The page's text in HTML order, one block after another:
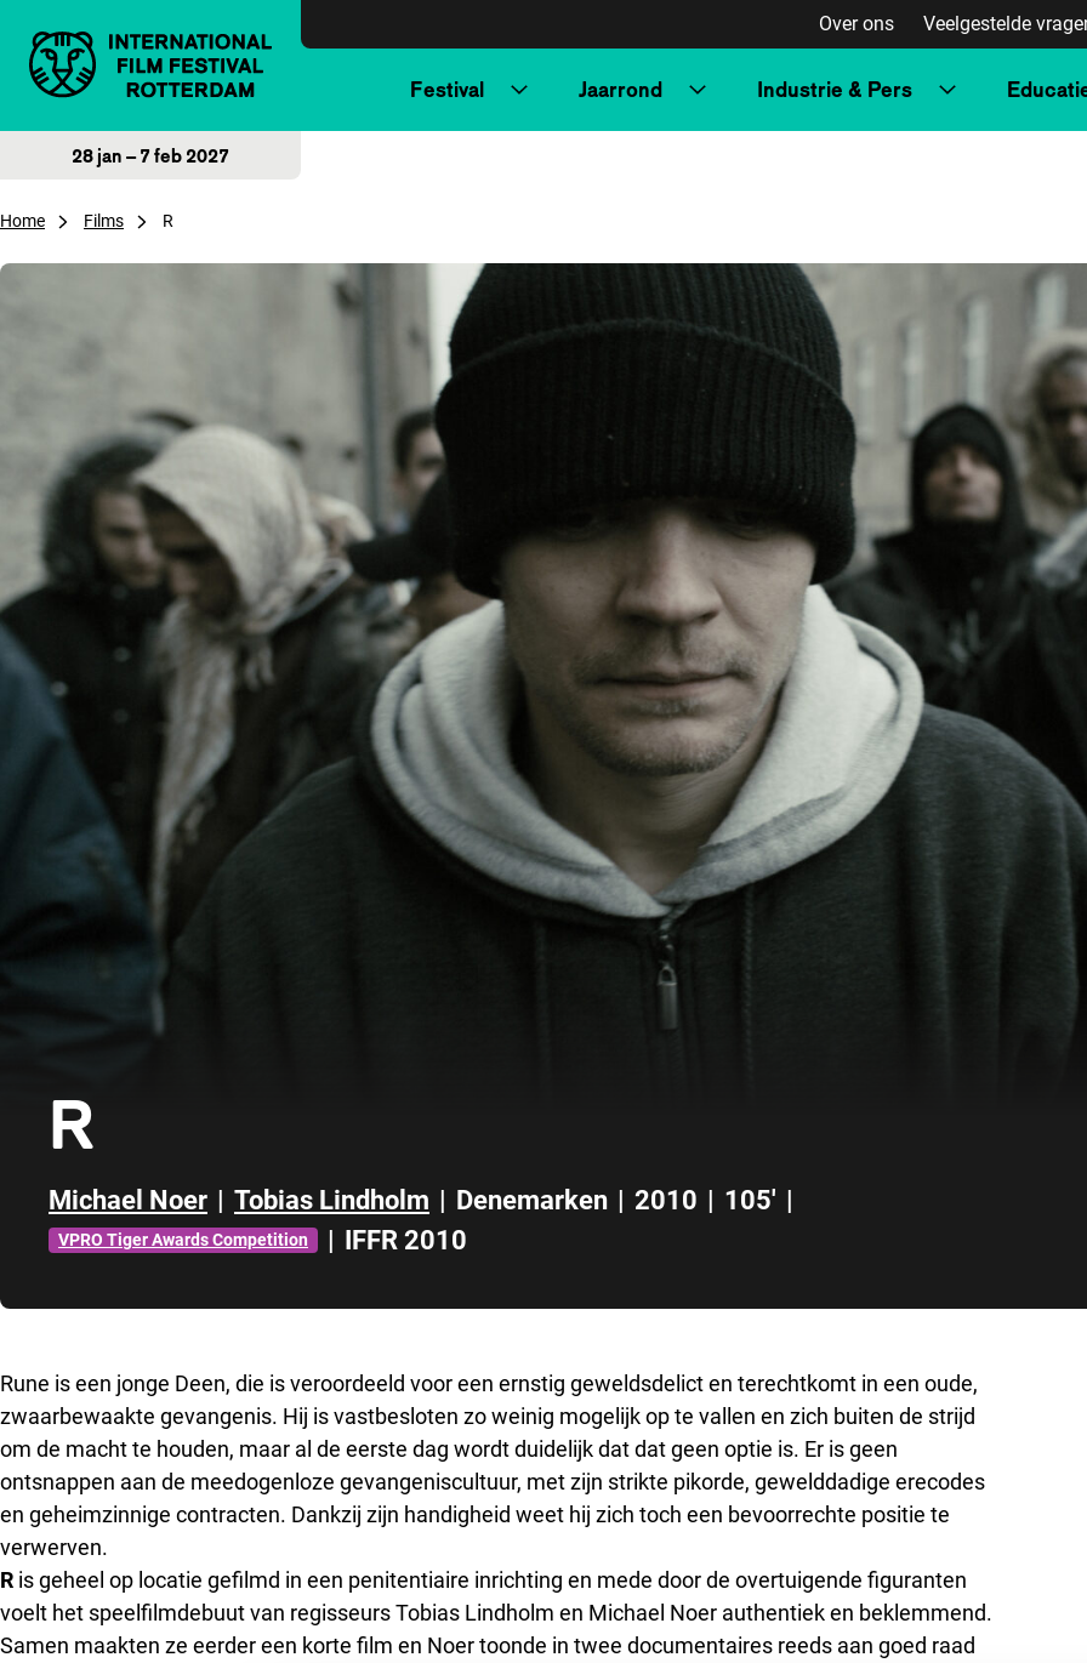
Over ons Veelgestelde
Festival Jaarrond Industrie & Pers
28 jan – 7 feb 2027
Home Films R
R
Michael Noer | Tobias Lindholm | Denemarken | 2010 | 105' |
VPRO Tiger Awards Competition | IFFR 2010
Rune is een jonge Deen, die is veroordeeld voor een ernstig geweldsdelict en terechtkomt in een oude,
zwaarbewaakte gevangenis. Hij is vastbesloten zo weinig mogelijk op te vallen en zich buiten de strijd
om de macht te houden, maar al de eerste dag wordt duidelijk dat dat geen optie is. Er is geen
ontsnappen aan de meedogenloze gevangeniscultuur, met zijn strikte pikorde, gewelddadige erecodes
en geheimzinnige contracten. Dankzij zijn handigheid weet hij zich toch een bevoorrechte positie te
verwerven.
R is geheel op locatie gefilmd in een penitentiaire inrichting en mede door de overtuigende figuranten
voelt het speelfilmdebuut van regisseurs Tobias Lindholm en Michael Noer authentiek en beklemmend.
Samen maakten ze eerder een korte film en Noer toonde in twee documentaires reeds aan goed raad